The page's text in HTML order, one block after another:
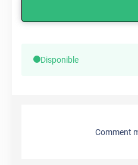
Disponible
Comment